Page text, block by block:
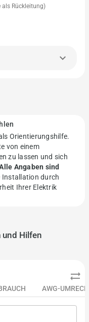
als Rückleitung)
keyboard_arrow_down
Orientierungshilfe.
von einem
zu lassen und sich
Angaben sind
Installation durch
Ihrer Elektrik
und Hilfen
sync_alt
AWG-